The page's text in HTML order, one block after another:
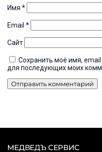
Имя *
Email *
Сайт
Сохранить моё имя, email
для последующих моих
МЕДВЕДЪ СЕРВИС